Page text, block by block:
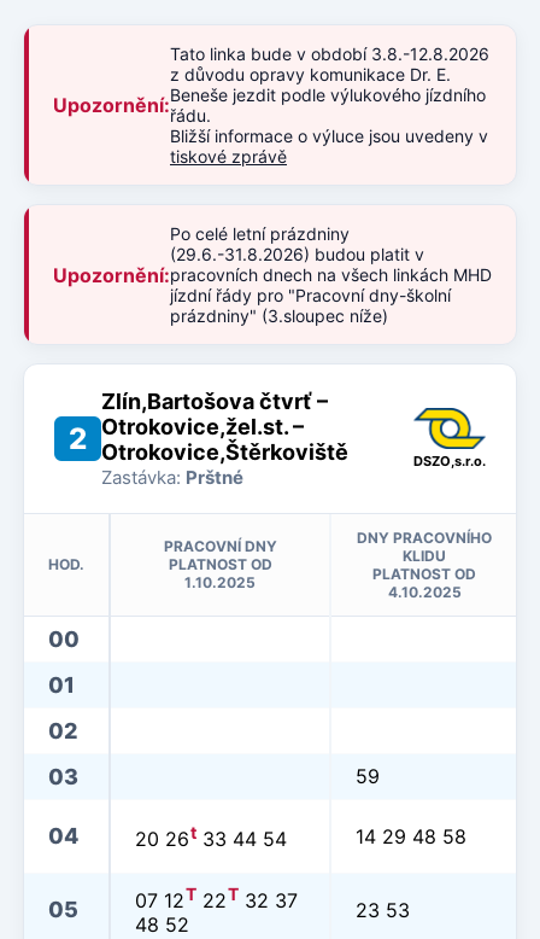
Upozornění:
Tato linka bude v období 3.8.-12.8.2026
z důvodu opravy komunikace Dr. E.
Beneše jezdit podle výlukového jízdního
řádu.
Bližší informace o výluce jsou uvedeny v
tiskové zprávě
Upozornění:
Po celé letní prázdniny
(29.6.-31.8.2026) budou platit v
pracovních dnech na všech linkách MHD
jízdní řády pro "Pracovní dny-školní
prázdniny" (3.sloupec níže)
2
Zlín,Bartošova čtvrť –
Otrokovice,žel.st. –
Otrokovice,Štěrkoviště
Zastávka: Prštné
DSZO,s.r.o.
HOD.
PRACOVNÍ DNY
PLATNOST OD
1.10.2025
DNY PRACOVNÍHO
KLIDU
PLATNOST OD
4.10.2025
00
01
02
03
59
04 20 26t 33 44 54 14 29 48 58
05 07 12T 22T 32 37
48 52
23 53